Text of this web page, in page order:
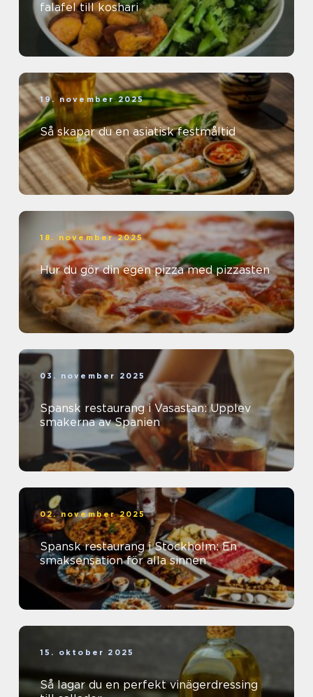
falafel till koshari
19. november 2025
Så skapar du en asiatisk festmåltid
18. november 2025
Hur du gör din egen pizza med pizzasten
03. november 2025
Spansk restaurang i Vasastan: Upplev
smakerna av Spanien
02. november 2025
Spansk restaurang i Stockholm: En
smaksensation för alla sinnen
15. oktober 2025
Så lagar du en perfekt vinägerdressing